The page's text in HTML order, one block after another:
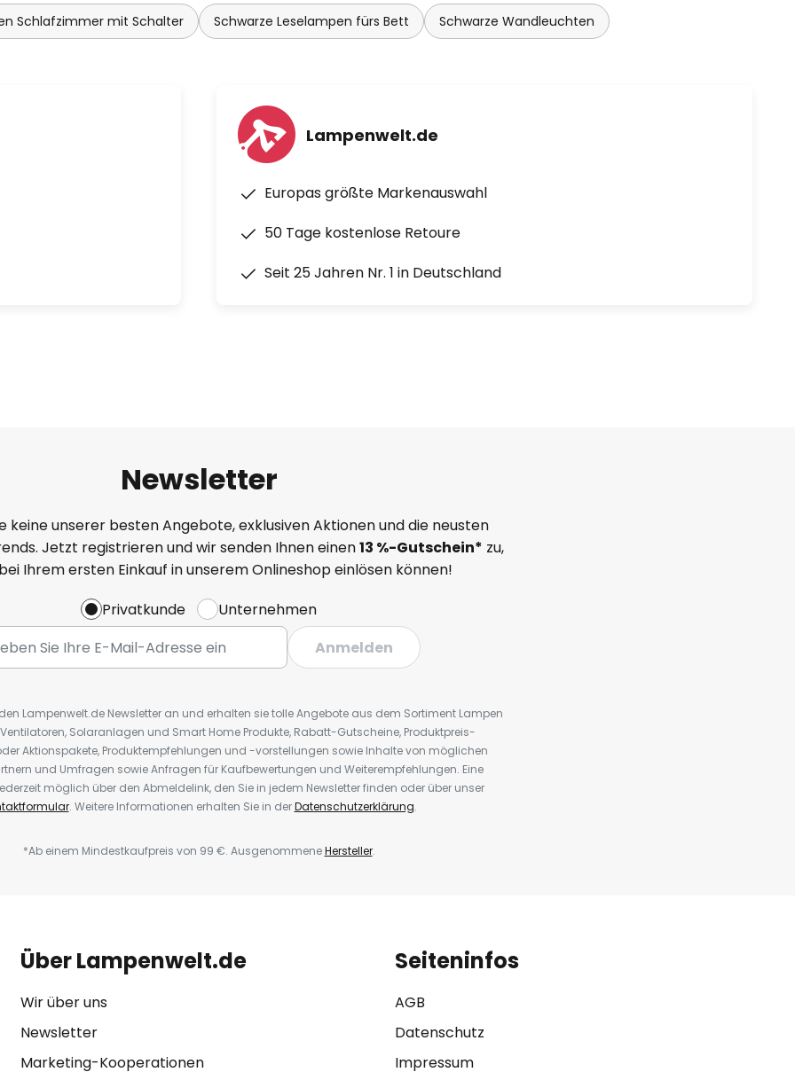
Schlafzimmer mit Schalter Schwarze Leselampen fürs Bett Schwarze Wandleuchten
Lampenwelt.de
Europas größte Markenauswahl
50 Tage kostenlose Retoure
Seit 25 Jahren Nr. 1 in Deutschland
Newsletter
keine unserer besten Angebote, exklusiven Aktionen und die neusten
Jetzt registrieren und wir senden Ihnen einen13 %-Gutschein* zu,
Ihrem ersten Einkauf in unserem Onlineshop einlösen können!
Privatkunde
Unternehmen
Anmelden
Lampenwelt.de Newsletter an und erhalten sie tolle Angebote aus dem Sortiment Lampen
Solaranlagen und Smart Home Produkte, Rabatt-Gutscheine, Produktpreis-
Aktionspakete, Produktempfehlungen und -vorstellungen sowie Inhalte von möglichen
und Umfragen sowie Anfragen für Kaufbewertungen und Weiterempfehlungen. Eine
möglich über den Abmeldelink, den Sie in jedem Newsletter finden oder über unser
. Weitere Informationen erhalten Sie in derDatenschutzerklärung.
*Ab einem Mindestkaufpreis von 99 €. AusgenommeneHersteller.
Über Lampenwelt.de
Wir über uns
Newsletter
Marketing-Kooperationen
Seiteninfos
AGB
Datenschutz
Impressum